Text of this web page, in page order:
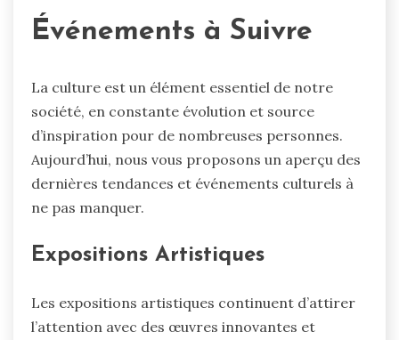
Événements à Suivre
La culture est un élément essentiel de notre
société, en constante évolution et source
d’inspiration pour de nombreuses personnes.
Aujourd’hui, nous vous proposons un aperçu des
dernières tendances et événements culturels à
ne pas manquer.
Expositions Artistiques
Les expositions artistiques continuent d’attirer
l’attention avec des œuvres innovantes et